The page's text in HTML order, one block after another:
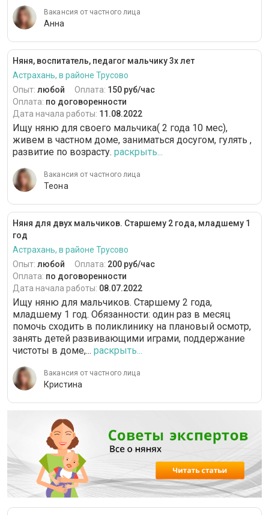
Вакансия от частного лица
Анна
Няня, воспитатель, педагог мальчику 3х лет
Астрахань, в районе Трусово
Опыт: любой Оплата: 150 руб/час
Оплата: по договоренности
Дата начала работы: 11.08.2022
Ищу няню для своего мальчика( 2 года 10 мес),
живем в частном доме, заниматься досугом, гулять ,
развитие по возрасту. раскрыть...
Вакансия от частного лица
Теона
Няня для двух мальчиков. Старшему 2 года, младшему 1
год
Астрахань, в районе Трусово
Опыт: любой Оплата: 200 руб/час
Оплата: по договоренности
Дата начала работы: 08.07.2022
Ищу няню для мальчиков. Старшему 2 года,
младшему 1 год. Обязанности: один раз в месяц
помочь сходить в поликлинику на плановый осмотр,
занять детей развивающими играми, поддержание
чистоты в доме,... раскрыть...
Вакансия от частного лица
Кристина